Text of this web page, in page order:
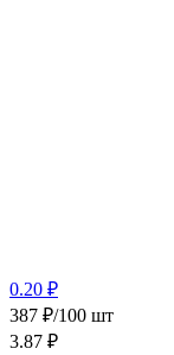
0.20 ₽
387 ₽/100 шт
3.87 ₽